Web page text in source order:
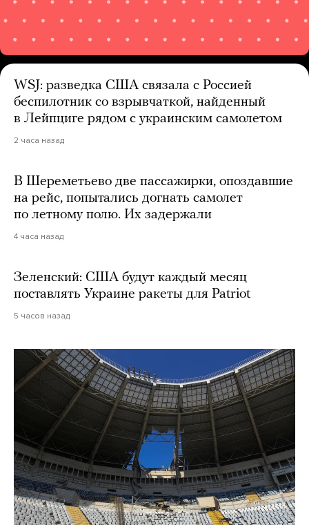
WSJ: разведка США связала с Россией
беспилотник со взрывчаткой, найденный
в Лейпциге рядом с украинским самолетом
2 часа назад
В Шереметьево две пассажирки, опоздавшие
на рейс, попытались догнать самолет
по летному полю. Их задержали
4 часа назад
Зеленский: США будут каждый месяц
поставлять Украине ракеты для Patriot
5 часов назад